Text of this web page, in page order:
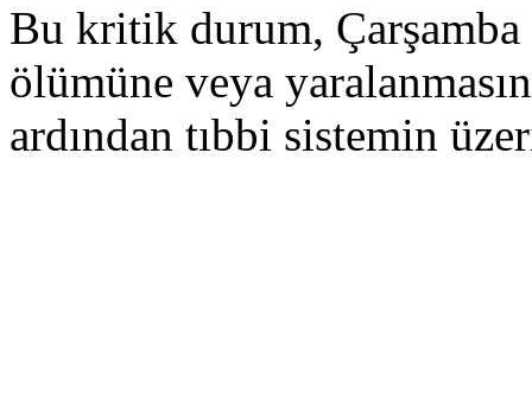
Bu kritik durum,
ölümüne veya
ardından tıbbi sistemin